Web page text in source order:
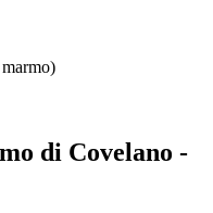
di Covelano -